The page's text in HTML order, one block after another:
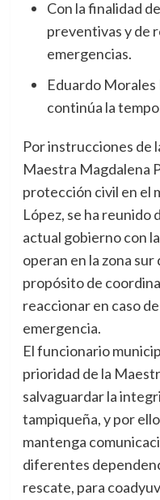
Con la finalidad
preventivas y de
emergencias.
Eduardo
continúa la
Por instrucciones de
Maestra Magdalena
protección civil en el
López, se ha reunido
actual gobierno con
operan en la zona sur
propósito de
reaccionar en caso
emergencia.
El funcionario
prioridad de la
salvaguardar la
tampiqueña, y por
mantenga
diferentes
rescate, para